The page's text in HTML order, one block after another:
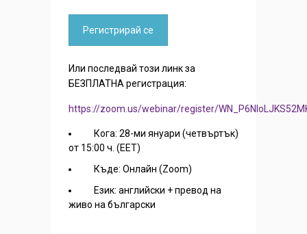
Регистрирай се
Или последвай този линк за
БЕЗПЛАТНА регистрация:
https://zoom.us/webinar/register/
Кога: 28-ми януари (четвъртък)
от 15:00 ч. (EET)
Къде: Онлайн (Zoom)
Eзик: английски + превод на
живо на български